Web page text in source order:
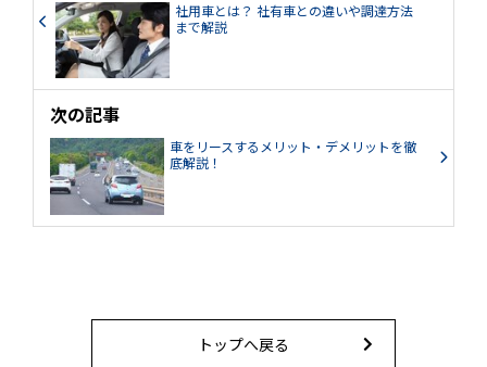
社用車とは？ 社有車との違いや調達方法
まで解説
次の記事
車をリースするメリット・デメリットを徹
底解説！
トップへ戻る